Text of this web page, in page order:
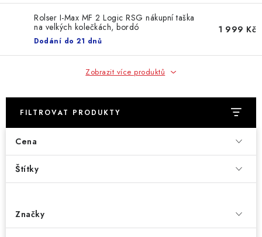
Rolser I-Max MF 2 Logic RSG nákupní taška
na velkých kolečkách, bordó
Dodání do 21 dnů
1 999 Kč
Zobrazit více produktů
FILTROVAT PRODUKTY
Cena
Štítky
Značky